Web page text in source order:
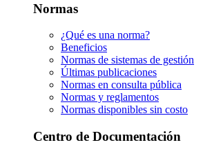
Normas
¿Qué es una norma?
Beneficios
Normas de sistemas de gestión
Últimas publicaciones
Normas en consulta pública
Normas y reglamentos
Normas disponibles sin costo
Centro de Documentación